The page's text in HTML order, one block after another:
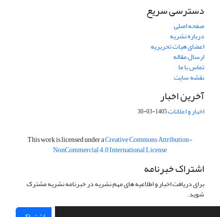
دسترسی سریع
صفحه اصلی
درباره نشریه
اعضای هیات تحریریه
ارسال مقاله
تماس با ما
نقشه سایت
آخرین اخبار
اخبار و اعلانات1405-03-30
This work is licensed under aCreative Commons Attribution-
NonCommercial 4.0 International License
اشتراک خبرنامه
برای دریافت اخبار و اطلاعیه های مهم نشریه در خبرنامه نشریه مشترک
شوید.